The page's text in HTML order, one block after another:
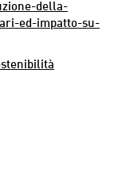
della-
ed-impatto-su-